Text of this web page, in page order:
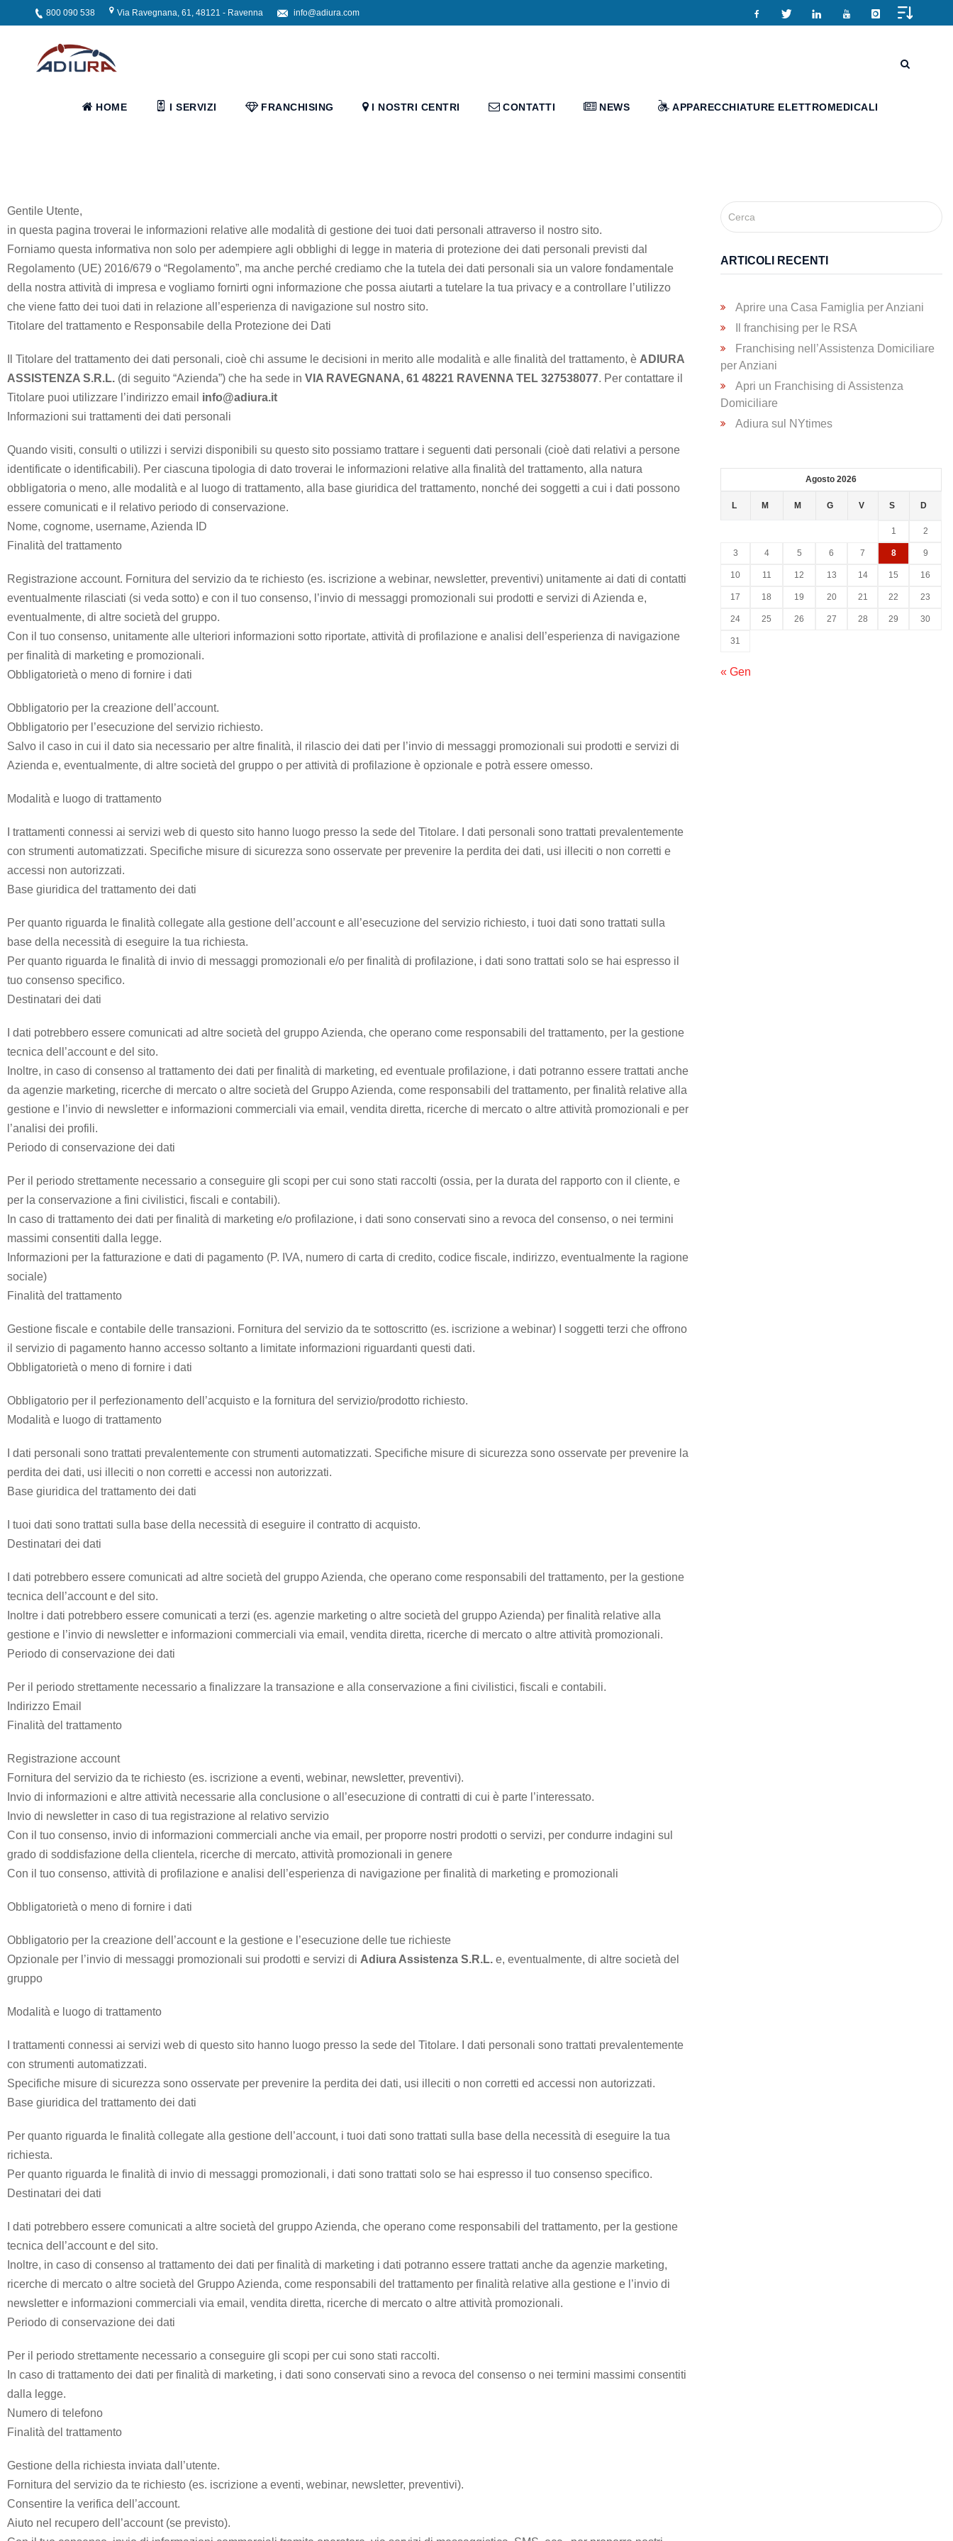
800 090 538 Via Ravegnana, 61, 48121 - Ravenna info@adiura.com
HOME I SERVIZI FRANCHISING I NOSTRI CENTRI CONTATTI NEWS APPARECCHIATURE ELETTROMEDICALI
Gentile Utente,
in questa pagina troverai le informazioni relative alle modalità di gestione dei tuoi dati personali attraverso il nostro sito.
Forniamo questa informativa non solo per adempiere agli obblighi di legge in materia di protezione dei dati personali previsti dal
Regolamento (UE) 2016/679 o “Regolamento”, ma anche perché crediamo che la tutela dei dati personali sia un valore fondamentale
della nostra attività di impresa e vogliamo fornirti ogni informazione che possa aiutarti a tutelare la tua privacy e a controllare l’utilizzo
che viene fatto dei tuoi dati in relazione all’esperienza di navigazione sul nostro sito.
Titolare del trattamento e Responsabile della Protezione dei Dati
Il Titolare del trattamento dei dati personali, cioè chi assume le decisioni in merito alle modalità e alle finalità del trattamento, è ADIURA
ASSISTENZA S.R.L. (di seguito “Azienda”) che ha sede in VIA RAVEGNANA, 61 48221 RAVENNA TEL 327538077. Per contattare il
Titolare puoi utilizzare l’indirizzo email info@adiura.it
Informazioni sui trattamenti dei dati personali
Quando visiti, consulti o utilizzi i servizi disponibili su questo sito possiamo trattare i seguenti dati personali (cioè dati relativi a persone
identificate o identificabili). Per ciascuna tipologia di dato troverai le informazioni relative alla finalità del trattamento, alla natura
obbligatoria o meno, alle modalità e al luogo di trattamento, alla base giuridica del trattamento, nonché dei soggetti a cui i dati possono
essere comunicati e il relativo periodo di conservazione.
Nome, cognome, username, Azienda ID
Finalità del trattamento
Registrazione account. Fornitura del servizio da te richiesto (es. iscrizione a webinar, newsletter, preventivi) unitamente ai dati di contatti
eventualmente rilasciati (si veda sotto) e con il tuo consenso, l’invio di messaggi promozionali sui prodotti e servizi di Azienda e,
eventualmente, di altre società del gruppo.
Con il tuo consenso, unitamente alle ulteriori informazioni sotto riportate, attività di profilazione e analisi dell’esperienza di navigazione
per finalità di marketing e promozionali.
Obbligatorietà o meno di fornire i dati
Obbligatorio per la creazione dell’account.
Obbligatorio per l’esecuzione del servizio richiesto.
Salvo il caso in cui il dato sia necessario per altre finalità, il rilascio dei dati per l’invio di messaggi promozionali sui prodotti e servizi di
Azienda e, eventualmente, di altre società del gruppo o per attività di profilazione è opzionale e potrà essere omesso.
Modalità e luogo di trattamento
I trattamenti connessi ai servizi web di questo sito hanno luogo presso la sede del Titolare. I dati personali sono trattati prevalentemente
con strumenti automatizzati. Specifiche misure di sicurezza sono osservate per prevenire la perdita dei dati, usi illeciti o non corretti e
accessi non autorizzati.
Base giuridica del trattamento dei dati
Per quanto riguarda le finalità collegate alla gestione dell’account e all’esecuzione del servizio richiesto, i tuoi dati sono trattati sulla
base della necessità di eseguire la tua richiesta.
Per quanto riguarda le finalità di invio di messaggi promozionali e/o per finalità di profilazione, i dati sono trattati solo se hai espresso il
tuo consenso specifico.
Destinatari dei dati
I dati potrebbero essere comunicati ad altre società del gruppo Azienda, che operano come responsabili del trattamento, per la gestione
tecnica dell’account e del sito.
Inoltre, in caso di consenso al trattamento dei dati per finalità di marketing, ed eventuale profilazione, i dati potranno essere trattati anche
da agenzie marketing, ricerche di mercato o altre società del Gruppo Azienda, come responsabili del trattamento, per finalità relative alla
gestione e l’invio di newsletter e informazioni commerciali via email, vendita diretta, ricerche di mercato o altre attività promozionali e per
l’analisi dei profili.
Periodo di conservazione dei dati
Per il periodo strettamente necessario a conseguire gli scopi per cui sono stati raccolti (ossia, per la durata del rapporto con il cliente, e
per la conservazione a fini civilistici, fiscali e contabili).
In caso di trattamento dei dati per finalità di marketing e/o profilazione, i dati sono conservati sino a revoca del consenso, o nei termini
massimi consentiti dalla legge.
Informazioni per la fatturazione e dati di pagamento (P. IVA, numero di carta di credito, codice fiscale, indirizzo, eventualmente la ragione
sociale)
Finalità del trattamento
Gestione fiscale e contabile delle transazioni. Fornitura del servizio da te sottoscritto (es. iscrizione a webinar) I soggetti terzi che offrono
il servizio di pagamento hanno accesso soltanto a limitate informazioni riguardanti questi dati.
Obbligatorietà o meno di fornire i dati
Obbligatorio per il perfezionamento dell’acquisto e la fornitura del servizio/prodotto richiesto.
Modalità e luogo di trattamento
I dati personali sono trattati prevalentemente con strumenti automatizzati. Specifiche misure di sicurezza sono osservate per prevenire la
perdita dei dati, usi illeciti o non corretti e accessi non autorizzati.
Base giuridica del trattamento dei dati
I tuoi dati sono trattati sulla base della necessità di eseguire il contratto di acquisto.
Destinatari dei dati
I dati potrebbero essere comunicati ad altre società del gruppo Azienda, che operano come responsabili del trattamento, per la gestione
tecnica dell’account e del sito.
Inoltre i dati potrebbero essere comunicati a terzi (es. agenzie marketing o altre società del gruppo Azienda) per finalità relative alla
gestione e l’invio di newsletter e informazioni commerciali via email, vendita diretta, ricerche di mercato o altre attività promozionali.
Periodo di conservazione dei dati
Per il periodo strettamente necessario a finalizzare la transazione e alla conservazione a fini civilistici, fiscali e contabili.
Indirizzo Email
Finalità del trattamento
Registrazione account
Fornitura del servizio da te richiesto (es. iscrizione a eventi, webinar, newsletter, preventivi).
Invio di informazioni e altre attività necessarie alla conclusione o all’esecuzione di contratti di cui è parte l’interessato.
Invio di newsletter in caso di tua registrazione al relativo servizio
Con il tuo consenso, invio di informazioni commerciali anche via email, per proporre nostri prodotti o servizi, per condurre indagini sul
grado di soddisfazione della clientela, ricerche di mercato, attività promozionali in genere
Con il tuo consenso, attività di profilazione e analisi dell’esperienza di navigazione per finalità di marketing e promozionali
Obbligatorietà o meno di fornire i dati
Obbligatorio per la creazione dell’account e la gestione e l’esecuzione delle tue richieste
Opzionale per l’invio di messaggi promozionali sui prodotti e servizi di Adiura Assistenza S.R.L. e, eventualmente, di altre società del
gruppo
Modalità e luogo di trattamento
I trattamenti connessi ai servizi web di questo sito hanno luogo presso la sede del Titolare. I dati personali sono trattati prevalentemente
con strumenti automatizzati.
Specifiche misure di sicurezza sono osservate per prevenire la perdita dei dati, usi illeciti o non corretti ed accessi non autorizzati.
Base giuridica del trattamento dei dati
Per quanto riguarda le finalità collegate alla gestione dell’account, i tuoi dati sono trattati sulla base della necessità di eseguire la tua
richiesta.
Per quanto riguarda le finalità di invio di messaggi promozionali, i dati sono trattati solo se hai espresso il tuo consenso specifico.
Destinatari dei dati
I dati potrebbero essere comunicati a altre società del gruppo Azienda, che operano come responsabili del trattamento, per la gestione
tecnica dell’account e del sito.
Inoltre, in caso di consenso al trattamento dei dati per finalità di marketing i dati potranno essere trattati anche da agenzie marketing,
ricerche di mercato o altre società del Gruppo Azienda, come responsabili del trattamento per finalità relative alla gestione e l’invio di
newsletter e informazioni commerciali via email, vendita diretta, ricerche di mercato o altre attività promozionali.
Periodo di conservazione dei dati
Per il periodo strettamente necessario a conseguire gli scopi per cui sono stati raccolti.
In caso di trattamento dei dati per finalità di marketing, i dati sono conservati sino a revoca del consenso o nei termini massimi consentiti
dalla legge.
Numero di telefono
Finalità del trattamento
Gestione della richiesta inviata dall’utente.
Fornitura del servizio da te richiesto (es. iscrizione a eventi, webinar, newsletter, preventivi).
Consentire la verifica dell’account.
Aiuto nel recupero dell’account (se previsto).
ARTICOLI RECENTI
Aprire una Casa Famiglia per Anziani
Il franchising per le RSA
Franchising nell’Assistenza Domiciliare
per Anziani
Apri un Franchising di Assistenza
Domiciliare
Adiura sul NYtimes
Agosto 2026
L M M G V S D
1 2
3 4 5 6 7 8 9
10 11 12 13 14 15 16
17 18 19 20 21 22 23
24 25 26 27 28 29 30
31
« Gen
Assistenza
ospedaliera
Servizi
Medici
Infermieristica
Prelievi a
Domicilio
da
Decubito
Trasporto
Disabili
Ospedaliere
Fisioterapia
Servizio
di
Podologia
Consulenza
Servizio
Disbrigo
Pratiche
Assistenza
Legale
Detrazione
Fiscale
Web
Agency
Formula
Corner
Formula
Agenzia
Formula
Comunità
Alloggio
Formula
Centro
RSA
Ambulatorio
di
I
Nostri
News
elettromedicali
a
pistone
Aspiratore
chirurgico
Bidet
Elettronico
Copriletto
Deambulatore
in acciaio
Dispositivo
Duetto